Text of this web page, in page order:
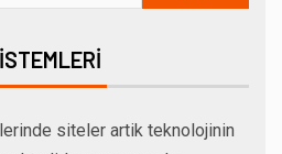
siteler artik teknolojinin